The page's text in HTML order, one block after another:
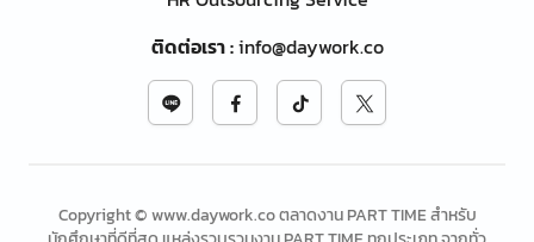
ติดต่อเรา:info@daywork.co
Copyright © www.daywork.co ตลาดงาน PART TIME สำหรับ